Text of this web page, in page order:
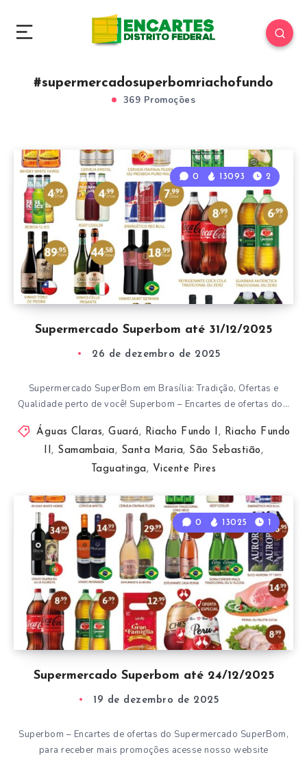
#supermercadosuperbomriachofundo
369 Promoções
Supermercado Superbom até 31/12/2025
0 13093 2
26 de dezembro de 2025
Supermercado SuperBom em Brasília: Tradição, Ofertas e
Qualidade perto de você! Superbom – Encartes de ofertas do…
Águas Claras, Guará , Riacho Fundo I , Riacho Fundo
, Samambaia , Santa Maria, São Sebastião ,
Taguatinga , Vicente Pires
Supermercado Superbom até 24/12/2025
0 13025 1
19 de dezembro de 2025
Superbom – Encartes de ofertas do Supermercado SuperBom,
para receber mais promoções acesse nosso website